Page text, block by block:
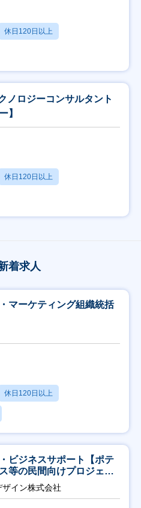
休日120日以上
ロジーコンサルタント
】
休日120日以上
着求人
マーケティング組織統括
休日120日以上
ビジネスサポート【ポテ
等の民間向けプロジェク
イン株式会社